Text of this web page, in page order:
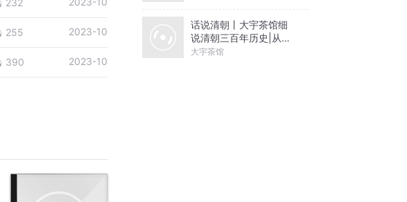
255 2023-10
390 2023-10
话说清朝丨大宇茶馆细
说清朝三百年历史|从努
尔哈赤到末代皇帝溥仪|
大宇茶馆